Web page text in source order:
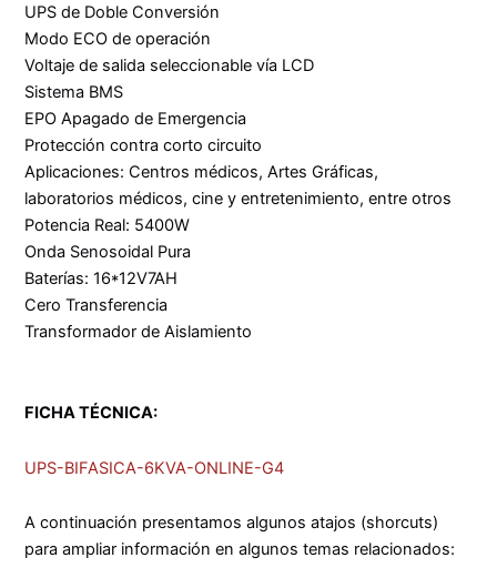
UPS de Doble Conversión
Modo ECO de operación
Voltaje de salida seleccionable vía LCD
Sistema BMS
EPO Apagado de Emergencia
Protección contra corto circuito
Aplicaciones: Centros médicos, Artes Gráficas,
laboratorios médicos, cine y entretenimiento, entre otros
Potencia Real: 5400W
Onda Senosoidal Pura
Baterías: 16*12V7AH
Cero Transferencia
Transformador de Aislamiento
FICHA TÉCNICA:
UPS-BIFASICA-6KVA-ONLINE-G4
A continuación presentamos algunos atajos (shorcuts)
para ampliar información en algunos temas relacionados: